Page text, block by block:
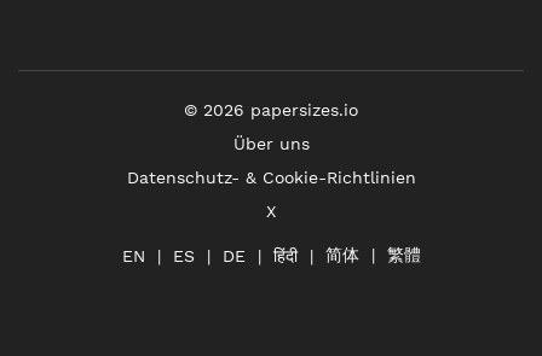
© 2026 papersizes.io
Über uns
Datenschutz- & Cookie-Richtlinien
X
EN ES DE हिंदी 简体 繁體